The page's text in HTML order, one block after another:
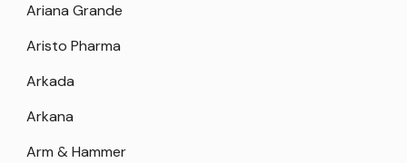
Ariana Grande
Aristo Pharma
Arkada
Arkana
Arm & Hammer